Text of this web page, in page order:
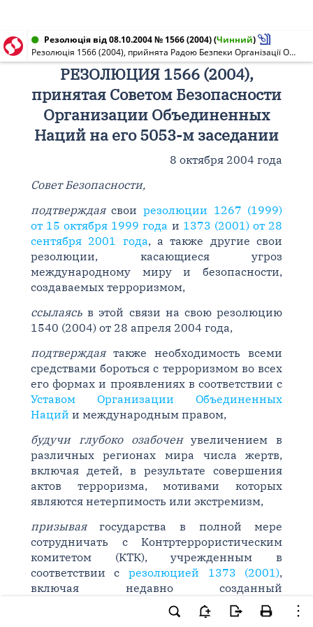
Резолюція від 08.10.2004 № 1566 (2004)(Чинний)
Резолюція 1566 (2004), прийнята Радою Безпеки Організації Об'єднаних Націй на її 5053-му засіданні
РЕЗОЛЮЦИЯ 1566 (2004),
принятая Советом Безопасности
Организации Объединенных
Наций на его 5053-м заседании
8 октября 2004 года
Совет Безопасности,
подтверждаясвои резолюции 1267 (1999)
от 15 октября 1999 года и 1373 (2001) от 28
сентября 2001 года, а также другие свои
резолюции, касающиеся угроз
международному миру и безопасности,
создаваемых терроризмом,
ссылаясьв этой связи на свою резолюцию
1540 (2004) от 28 апреля 2004 года,
подтверждаятакже необходимость всеми
средствами бороться с терроризмом во всех
его формах и проявлениях в соответствии с
Уставом Организации Объединенных
Наций и международным правом,
будучи глубоко озабоченувеличением в
различных регионах мира числа жертв,
включая детей, в результате совершения
актов терроризма, мотивами которых
являются нетерпимость или экстремизм,
призываягосударства в полной мере
сотрудничать с Контртеррористическим
комитетом (КТК), учрежденным в
соответствии с резолюцией 1373 (2001),
включая недавно созданный
Исполнительный директорат
Контртеррористического комитета (ИДКТК),